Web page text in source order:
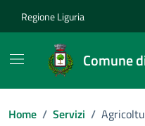
Regione Liguria
Comune
Home / Servizi /